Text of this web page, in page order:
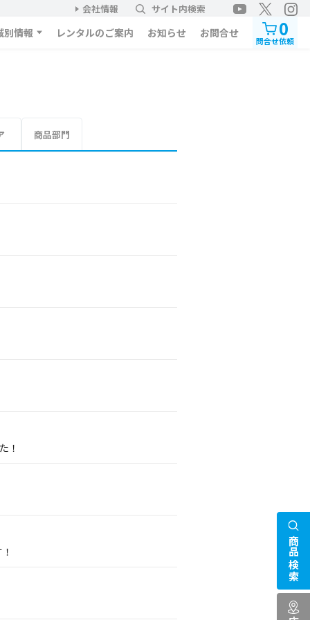
会社情報 サイト内検索
別情報 レンタルのご案内 お知らせ お問合せ 0
問合せ依頼
商品部門
！
商品検索